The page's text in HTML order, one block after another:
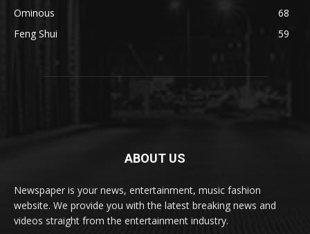
Ominous
68
Feng Shui
59
ABOUT US
Newspaper is your news, entertainment, music fashion
website. We provide you with the latest breaking news and
videos straight from the entertainment industry.